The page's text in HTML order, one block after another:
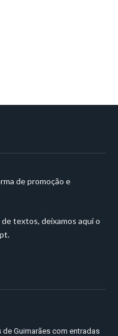
de promoção e
textos, deixamos aqui o
.
Guimarães com entradas